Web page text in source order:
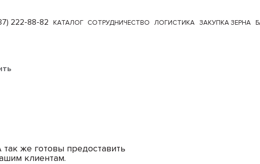
222-88-82 КАТАЛОГ СОТРУДНИЧЕСТВО ЛОГИСТИКА ЗАКУПКА ЗЕРНА
же готовы предоставить
клиентам.